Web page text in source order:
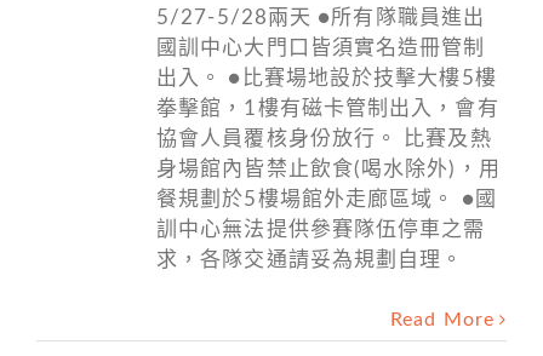
5/27-5/28兩天 ●所有隊職員進出
國訓中心大門口皆須實名造冊管制
出入。 ●比賽場地設於技擊大樓5樓
拳擊館，1樓有磁卡管制出入，會有
協會人員覆核身份放行。 比賽及熱
身場館內皆禁止飲食(喝水除外)，用
餐規劃於5樓場館外走廊區域。 ●國
訓中心無法提供參賽隊伍停車之需
求，各隊交通請妥為規劃自理。
Read More